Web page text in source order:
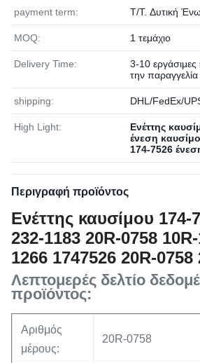
payment term: T/T. Δυτική
MOQ: 1 τεμάχιο
Delivery Time:
3-10
την
shipping: DHL/FedEx/
High Light: Ενέττης
ένεση
174-7526
Περιγραφή προϊόντος
Ενέττης καυσίμου 174-
232-1183 20R-0758
1266 1747526 20R-0758
222-5965
Λεπτομερές δελτίο
προϊόντος:
Αριθμός
μέρους:
20R-0758